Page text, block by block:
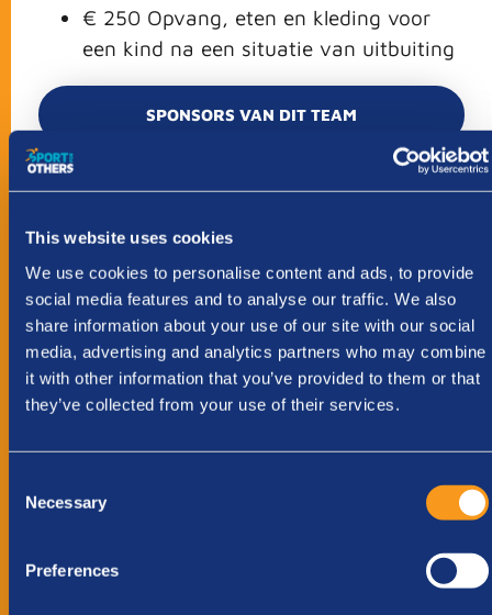
This website uses cookies
We use cookies to personalise content and ads, to provide
social media features and to analyse our traffic. We also
share information about your use of our site with our social
media, advertising and analytics partners who may combine
it with other information that you’ve provided to them or that
they’ve collected from your use of their services.
Selection
Necessary
Preferences
€ 250 Opvang, eten en kleding voor
een kind na een situatie van uitbuiting
SPONSORS VAN DIT TEAM
Steun dit team
Stap1van3- Je donatie
33%
SOORT SPONSOR
BEDRAG